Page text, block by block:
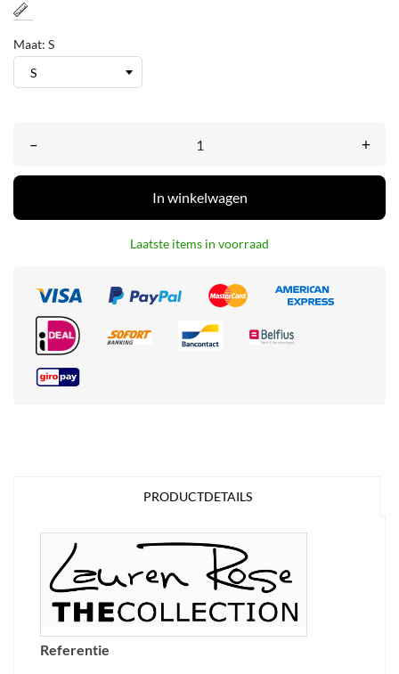
Maat: S
– +
In winkelwagen
Laatste items in voorraad
PRODUCTDETAILS
Referentie